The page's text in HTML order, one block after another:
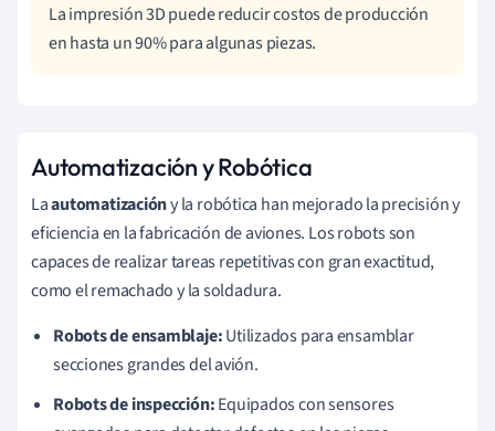
La impresión 3D puede reducir costos de producción
en hasta un 90% para algunas piezas.
Automatización y Robótica
Laautomatizacióny la robótica han mejorado la precisión y
eficiencia en la fabricación de aviones. Los robots son
capaces de realizar tareas repetitivas con gran exactitud,
como el remachado y la soldadura.
Robots de ensamblaje:Utilizados para ensamblar
secciones grandes del avión.
Robots de inspección:Equipados con sensores